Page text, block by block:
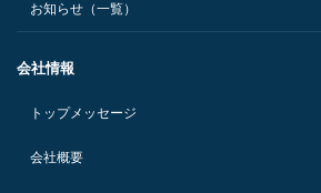
お知らせ（一覧）
会社情報
トップメッセージ
会社概要